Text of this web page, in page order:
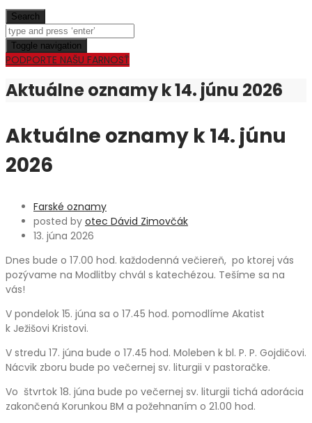
Search
Toggle navigation
PODPORTE NAŠU FARNOSŤ
Aktuálne oznamy k 14. júnu 2026
Aktuálne oznamy k 14. júnu
2026
Farské oznamy
posted by otec Dávid Zimovčák
13. júna 2026
Dnes bude o 17.00 hod. každodenná večiereň, po ktorej vás
pozývame na Modlitby chvál s katechézou. Tešíme sa na
vás!
V pondelok 15. júna sa o 17.45 hod. pomodlíme Akatist
k Ježišovi Kristovi.
V stredu 17. júna bude o 17.45 hod. Moleben k bl. P. P. Gojdičovi.
Nácvik zboru bude po večernej sv. liturgii v pastoračke.
Vo štvrtok 18. júna bude po večernej sv. liturgii tichá adorácia
zakončená Korunkou BM a požehnaním o 21.00 hod.